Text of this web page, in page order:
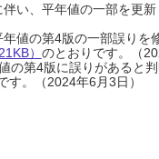
い、平年値の一部を更
値の第4版の一部誤り
） のとおりです。（
の第4版に誤りがあると
す。（2024年6月3日）